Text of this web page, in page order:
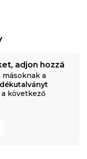
adjon hozzá
a
a következő